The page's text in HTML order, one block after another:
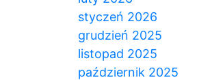
styczeń 2026
grudzień 2025
listopad 2025
październik 2025